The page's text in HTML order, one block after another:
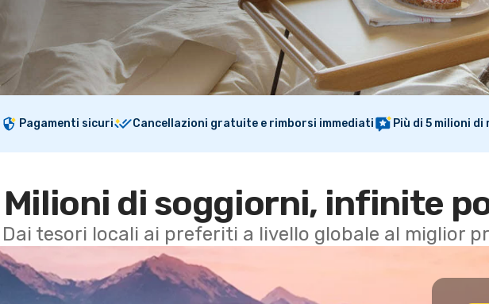
Pagamenti sicuri Cancellazioni gratuite e rimborsi immediati Più di 5 milioni
Milioni di soggiorni, infinite
Dai tesori locali ai preferiti a livello globale al miglior